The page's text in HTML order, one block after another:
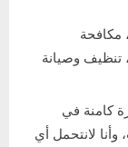
مكافحة
تنظیف وصیانة
كامنة في
لانتحمل أي